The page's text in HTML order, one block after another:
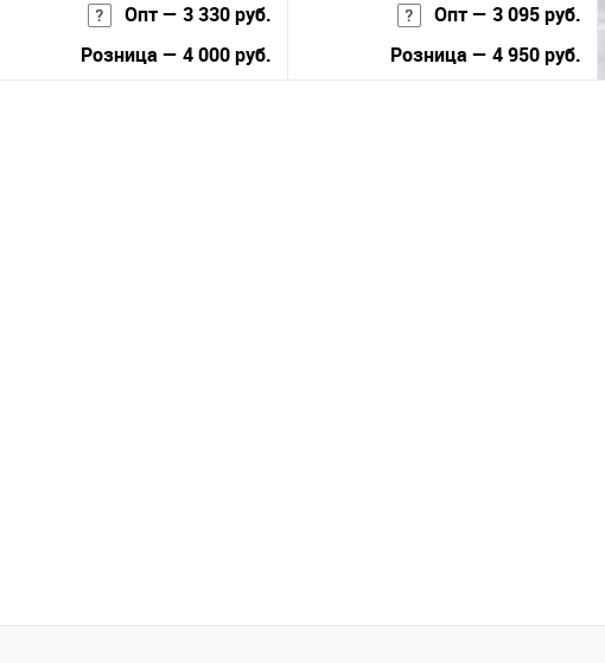
Опт — 3 330 руб.
Розница — 4 000 руб.
Опт — 3 095 руб.
Розница — 4 950 руб.